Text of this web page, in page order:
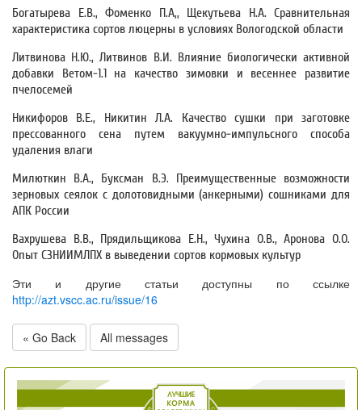
Богатырева Е.В., Фоменко П.А,, Щекутьева Н.А. Сравнительная
характеристика сортов люцерны в условиях Вологодской области
Литвинова Н.Ю., Литвинов В.И. Влияние биологически активной
добавки Ветом-1.1 на качество зимовки и весеннее развитие
пчелосемей
Никифоров В.Е., Никитин Л.А. Качество сушки при заготовке
прессованного сена путем вакуумно-импульсного способа
удаления влаги
Милюткин В.А., Буксман В.Э. Преимущественные возможности
зерновых сеялок с долотовидными (анкерными) сошниками для
АПК России
Вахрушева В.В., Прядильщикова Е.Н., Чухина О.В., Аронова О.О.
Опыт СЗНИИМЛПХ в выведении сортов кормовых культур
Эти и другие статьи доступны по ссылке
http://azt.vscc.ac.ru/issue/16
« Go Back All messages